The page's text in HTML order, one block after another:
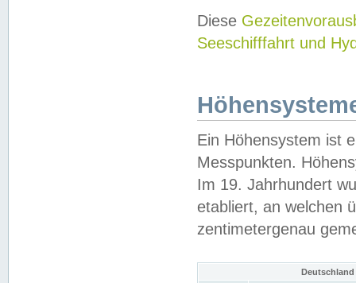
Diese
Seeschifffahrt und
Ein Höhensystem ist
Messpunkten.
Im 19. Jahrhundert
etabliert, an welchen
zentimetergenau